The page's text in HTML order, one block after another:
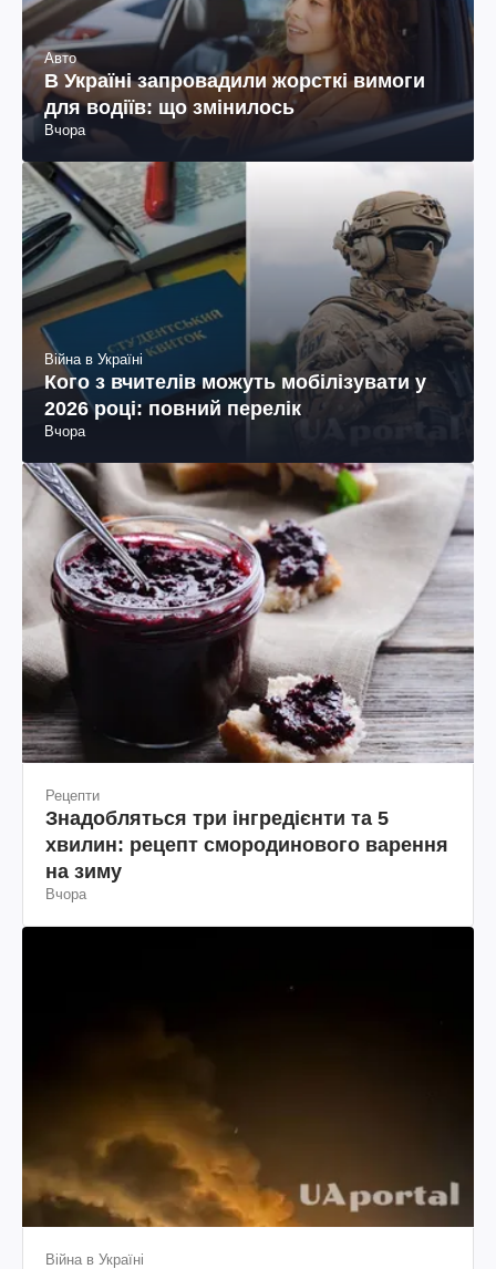
Авто
В Україні запровадили жорсткі вимоги
для водіїв: що змінилось
Вчора
Війна в Україні
Кого з вчителів можуть мобілізувати у
2026 році: повний перелік
Вчора
Рецепти
Знадобляться три інгредієнти та 5
хвилин: рецепт смородинового варення
на зиму
Вчора
Війна в Україні